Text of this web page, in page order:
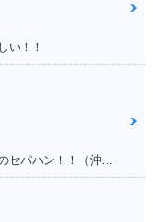
い！！
満足ポイント:カッコよくて速い！！個人輸入のセパハン！！（沖縄で他に見たことがない・・）